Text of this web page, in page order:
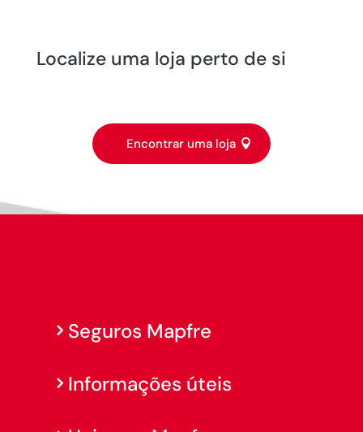
Localize uma loja perto de si
Encontrar uma loja
Seguros Mapfre
Informações úteis